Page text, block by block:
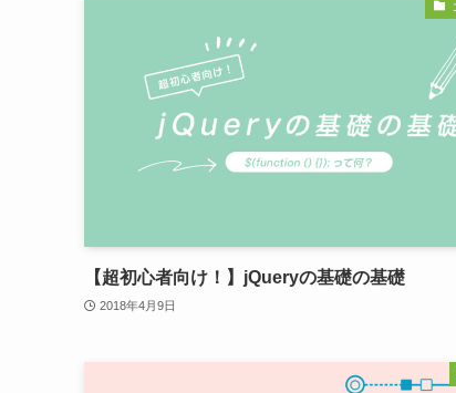
【超初心者向け！】jQueryの基礎の基礎
2018年4月9日